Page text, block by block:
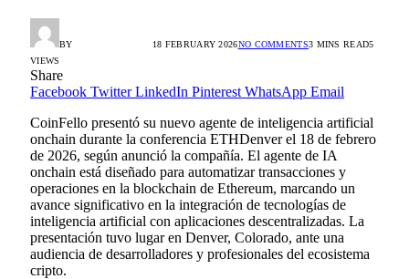
BY 18 FEBRUARY 2026NO COMMENTS3 MINS READ5
VIEWS
Share
Facebook Twitter LinkedIn Pinterest WhatsApp Email
CoinFello presentó su nuevo agente de inteligencia artificial
onchain durante la conferencia ETHDenver el 18 de febrero
de 2026, según anunció la compañía. El agente de IA
onchain está diseñado para automatizar transacciones y
operaciones en la blockchain de Ethereum, marcando un
avance significativo en la integración de tecnologías de
inteligencia artificial con aplicaciones descentralizadas. La
presentación tuvo lugar en Denver, Colorado, ante una
audiencia de desarrolladores y profesionales del ecosistema
cripto.